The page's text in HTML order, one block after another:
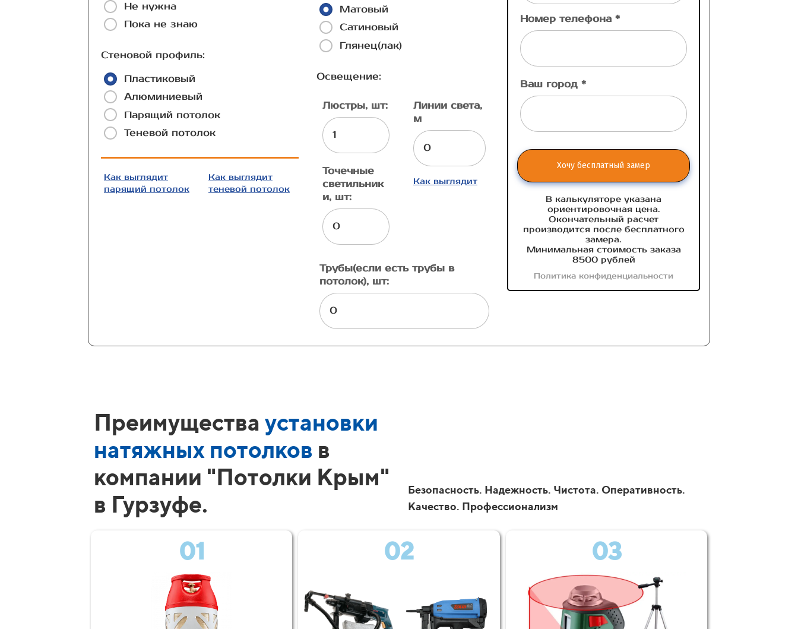
Не нужна
Пока не знаю
Стеновой профиль:
Пластиковый
Алюминиевый
Парящий потолок
Теневой потолок
Как выглядит
парящий потолок
Как выглядит
теневой потолок
Матовый
Сатиновый
Глянец(лак)
Освещение:
Люстры, шт:
Точечные
светильник
и, шт:
Линии света,
м
Как выглядит
Трубы(если есть трубы в
потолок), шт:
Номер телефона *
Ваш город *
Хочу бесплатный замер
В калькуляторе указана
ориентировочная цена.
Окончательный расчет
производится после бесплатного
замера.
Минимальная стоимость заказа
8500 рублей
Политика конфиденциальности
Преимущества установки
натяжных потолков в
компании "Потолки Крым"
в Гурзуфе.
Безопасность. Надежность. Чистота. Оперативность.
Качество. Профессионализм
01 02 03